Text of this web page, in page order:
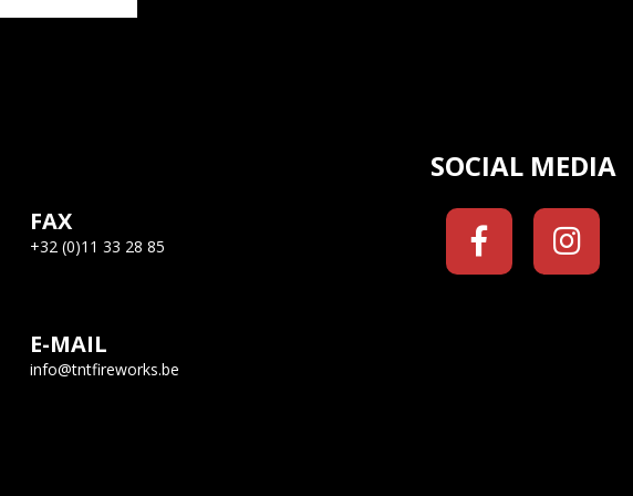
FAX
+32 (0)11 33 28 85
E-MAIL
info@tntfireworks.be
SOCIAL MEDIA